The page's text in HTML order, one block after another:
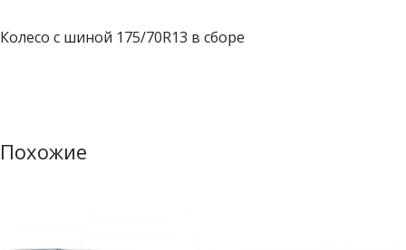
Колесо с шиной 175/70R13 в сборе
Похожие